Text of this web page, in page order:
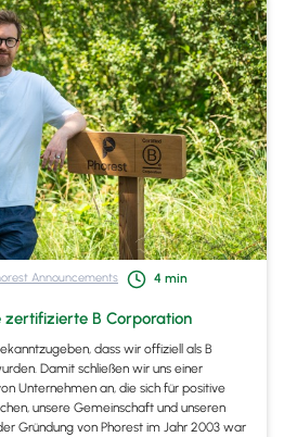
Announcements 4 min
zertifizierte B Corporation
dass wir offiziell als B
Damit schließen wir uns einer
Unternehmen an, die sich für positive
unsere Gemeinschaft und unseren
Gründung von Phorest im Jahr 2003 war